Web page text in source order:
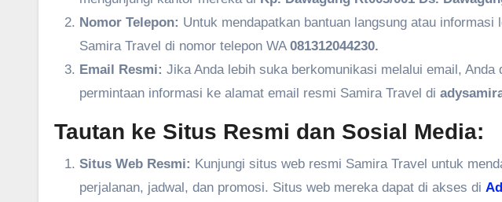
Nomor Telepon: Untuk mendapatkan bantuan langsung atau informasi
Samira Travel di nomor telepon WA 081312044230.
Email Resmi: Jika Anda lebih suka berkomunikasi melalui email, Anda
permintaan informasi ke alamat email resmi Samira Travel di
Tautan ke Situs Resmi dan Sosial Media:
Situs Web Resmi: Kunjungi situs web resmi Samira Travel untuk
perjalanan, jadwal, dan promosi. Situs web mereka dapat di akses di